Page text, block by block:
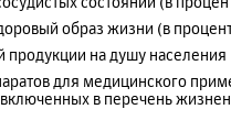
образ жизни (в
продукции на душу населения
для медицинского
включенных в перечень